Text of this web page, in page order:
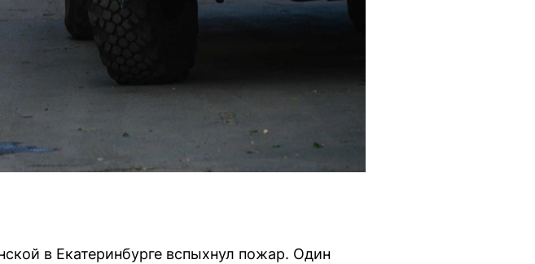
в Екатеринбурге вспыхнул пожар. Один